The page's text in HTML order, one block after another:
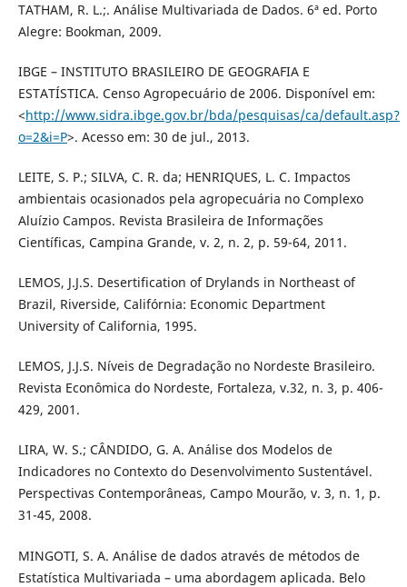
TATHAM, R. L.;. Análise Multivariada de Dados. 6ª ed. Porto
Alegre: Bookman, 2009.
IBGE – INSTITUTO BRASILEIRO DE GEOGRAFIA E
ESTATÍSTICA. Censo Agropecuário de 2006. Disponível em:
<http://www.sidra.ibge.gov.br/bda/pesquisas/ca/default.asp?
o=2&i=P>. Acesso em: 30 de jul., 2013.
LEITE, S. P.; SILVA, C. R. da; HENRIQUES, L. C. Impactos
ambientais ocasionados pela agropecuária no Complexo
Aluízio Campos. Revista Brasileira de Informações
Científicas, Campina Grande, v. 2, n. 2, p. 59-64, 2011.
LEMOS, J.J.S. Desertification of Drylands in Northeast of
Brazil, Riverside, Califórnia: Economic Department
University of California, 1995.
LEMOS, J.J.S. Níveis de Degradação no Nordeste Brasileiro.
Revista Econômica do Nordeste, Fortaleza, v.32, n. 3, p. 406-
429, 2001.
LIRA, W. S.; CÂNDIDO, G. A. Análise dos Modelos de
Indicadores no Contexto do Desenvolvimento Sustentável.
Perspectivas Contemporâneas, Campo Mourão, v. 3, n. 1, p.
31-45, 2008.
MINGOTI, S. A. Análise de dados através de métodos de
Estatística Multivariada – uma abordagem aplicada. Belo